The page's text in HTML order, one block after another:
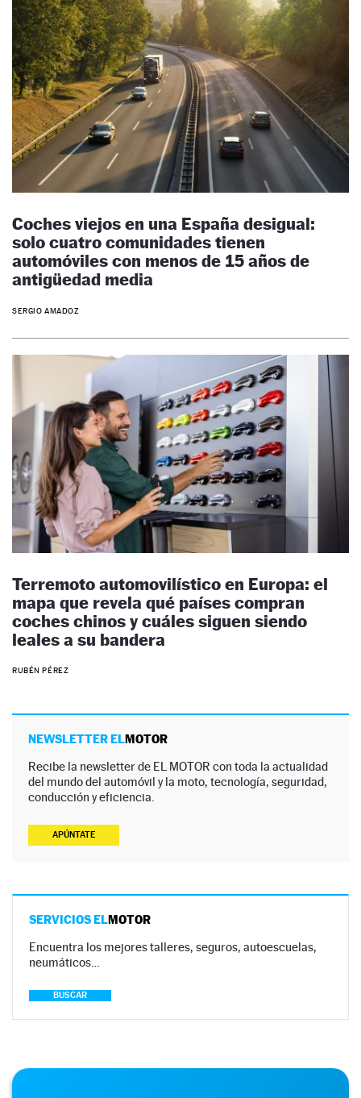
Coches viejos en una España desigual:
solo cuatro comunidades tienen
automóviles con menos de 15 años de
antigüedad media
SERGIO AMADOZ
Terremoto automovilístico en Europa: el
mapa que revela qué países compran
coches chinos y cuáles siguen siendo
leales a su bandera
RUBÉN PÉREZ
NEWSLETTER ELMOTOR
Recibe la newsletter de EL MOTOR con toda la actualidad
del mundo del automóvil y la moto, tecnología, seguridad,
conducción y eficiencia.
APÚNTATE
SERVICIOS ELMOTOR
Encuentra los mejores talleres, seguros, autoescuelas,
neumáticos…
BUSCAR